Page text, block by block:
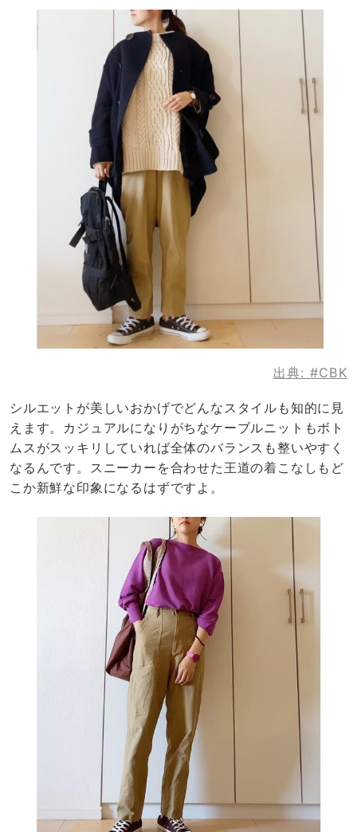
出典: #CBK
シルエットが美しいおかげでどんなスタイルも知的に見
えます。カジュアルになりがちなケーブルニットもボト
ムスがスッキリしていれば全体のバランスも整いやすく
なるんです。スニーカーを合わせた王道の着こなしもど
こか新鮮な印象になるはずですよ。